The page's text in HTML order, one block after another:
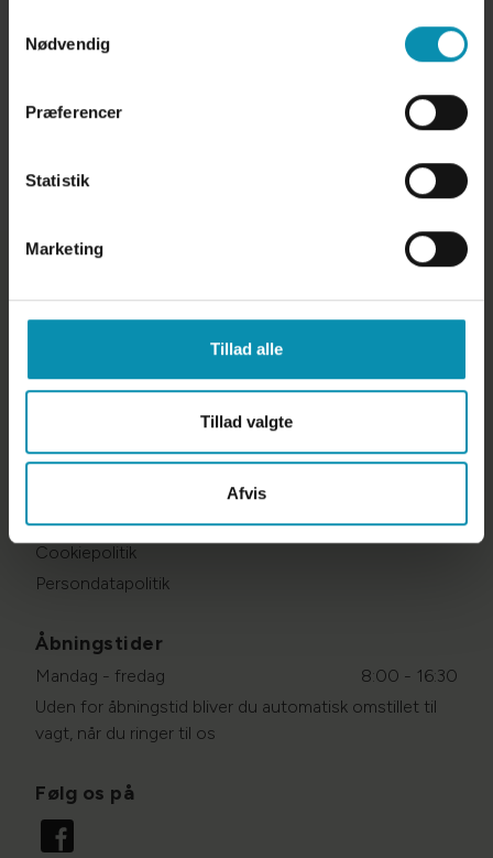
Nødvendig
Præferencer
Statistik
Marketing
Tillad alle
Tillad valgte
Afvis
krav til rejse med kæledyret. Det er derfor altid en
Dyrlægegruppen Vestjylland - Lemvig
97 88 95 00
info@dyrlaegegruppenvest.dk
CVR: 29827842
Links
Cookiepolitik
Persondatapolitik
Åbningstider
Mandag - fredag
8:00 - 16:30
Uden for åbningstid bliver du automatisk omstillet til
vagt, når du ringer til os
Følg os på